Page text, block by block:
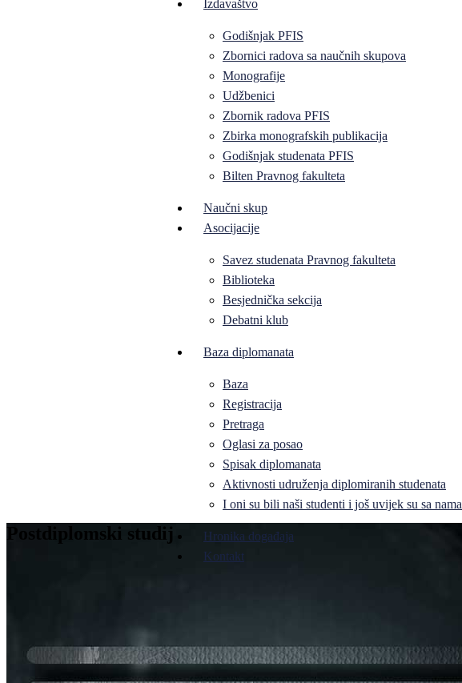
Izdavaštvo
Godišnjak PFIS
Zbornici radova sa naučnih skupova
Monografije
Udžbenici
Zbornik radova PFIS
Zbirka monografskih publikacija
Godišnjak studenata PFIS
Bilten Pravnog fakulteta
Naučni skup
Asocijacije
Savez studenata Pravnog fakulteta
Biblioteka
Besjednička sekcija
Debatni klub
Baza diplomanata
Baza
Registracija
Pretraga
Oglasi za posao
Spisak diplomanata
Aktivnosti udruženja diplomiranih studenata
I oni su bili naši studenti i još uvijek su sa nama
Hronika događaja
Kontakt
Postdiplomski studij